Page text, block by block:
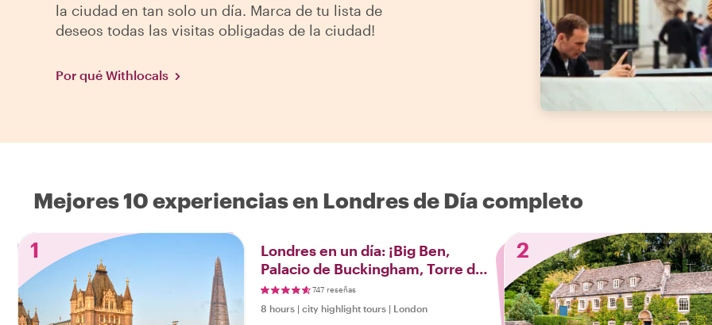
la ciudad en tan solo un día. Marca de tu lista de
deseos todas las visitas obligadas de la ciudad!
Por qué Withlocals
Mejores 10 experiencias en Londres de Día completo
1
Londres en un día: ¡Big Ben,
Palacio de Buckingham, Torre de
Londres y más!
747 reseñas
8 hours | city highlight tours | London
2